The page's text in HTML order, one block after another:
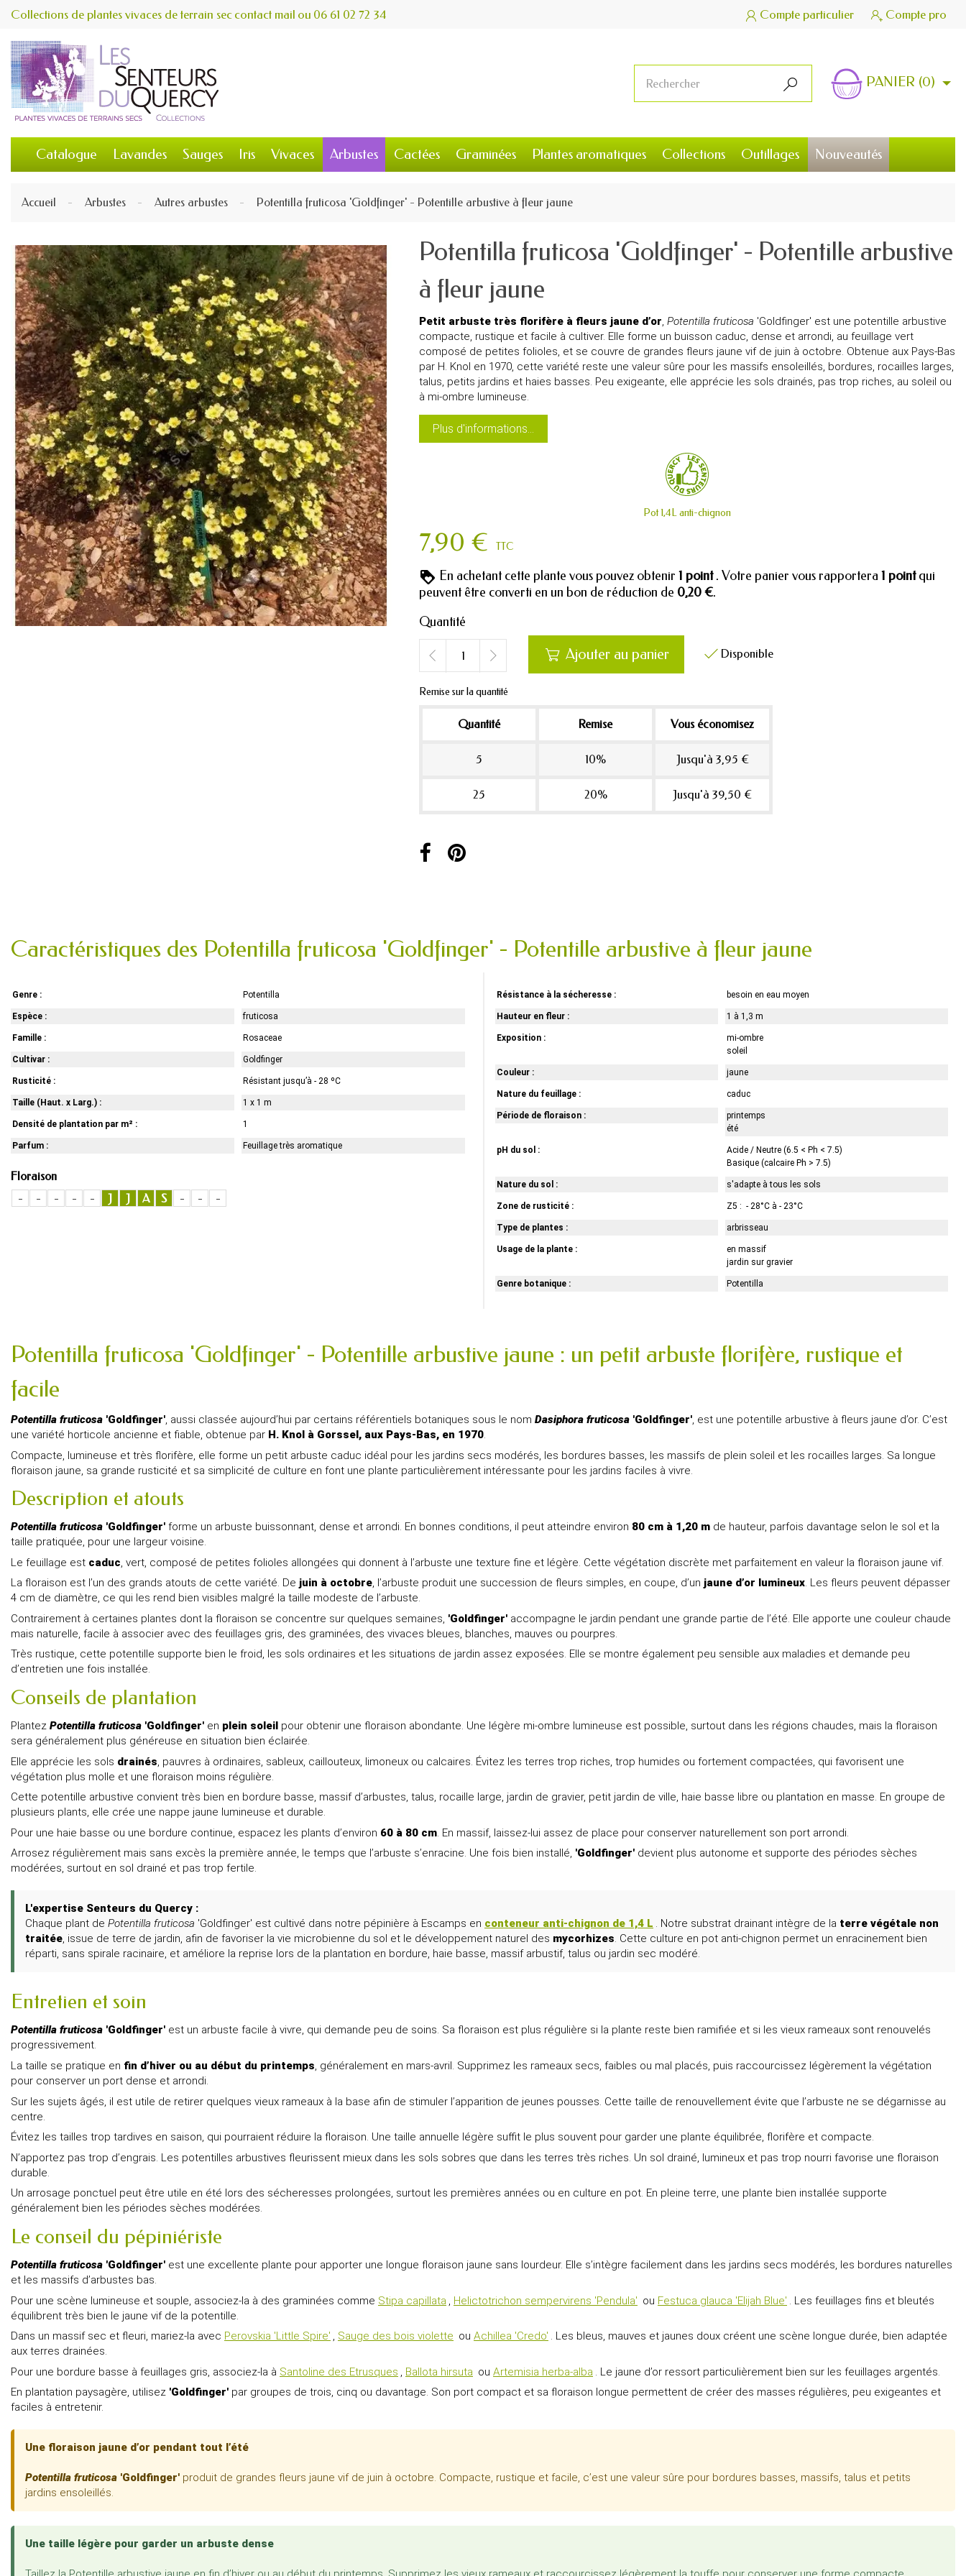
Collections de plantes vivaces de terrain sec contact mail ou 06 61 02 72 34  Compte particulier  Compte pro
 PANIER (0)
Catalogue Lavandes Sauges Iris Vivaces Arbustes Cactées Graminées Plantes aromatiques Collections Outillages Nouveautés
Accueil Arbustes Autres arbustes Potentilla fruticosa 'Goldfinger' - Potentille arbustive à fleur jaune
Potentilla fruticosa 'Goldfinger' - Potentille arbustive
à fleur jaune
Petit arbuste très florifère à fleurs jaune d’or, Potentilla fruticosa 'Goldfinger' est une potentille arbustive
compacte, rustique et facile à cultiver. Elle forme un buisson caduc, dense et arrondi, au feuillage vert
composé de petites folioles, et se couvre de grandes fleurs jaune vif de juin à octobre. Obtenue aux Pays-Bas
par H. Knol en 1970, cette variété reste une valeur sûre pour les massifs ensoleillés, bordures, rocailles larges,
talus, petits jardins et haies basses. Peu exigeante, elle apprécie les sols drainés, pas trop riches, au soleil ou
à mi-ombre lumineuse.
Plus d'informations...
Pot 1,4L anti-chignon
7,90 € TTC
En achetant cette plante vous pouvez obtenir 1 point . Votre panier vous rapportera 1 pointqui
peuvent être converti en un bon de réduction de 0,20 €.
Quantité
 Ajouter au panier  Disponible
Remise sur la quantité
Quantité Remise Vous économisez
5 10% Jusqu'à 3,95 €
25 20% Jusqu'à 39,50 €
Caractéristiques des Potentilla fruticosa 'Goldfinger' - Potentille arbustive à fleur jaune
Genre : Potentilla
Espèce : fruticosa
Famille : Rosaceae
Cultivar : Goldfinger
Rusticité : Résistant jusqu’à - 28 ºC
Taille (Haut. x Larg.) : 1 x 1 m
Densité de plantation par m² : 1
Parfum : Feuillage très aromatique
Floraison
-
- - - - J J A S - - -
Résistance à la sécheresse : besoin en eau moyen
Hauteur en fleur : 1 à 1,3 m
Exposition :
mi-ombre
soleil
Couleur : jaune
Nature du feuillage : caduc
Période de floraison :
printemps
été
pH du sol :
Acide / Neutre (6.5 < Ph < 7.5)
Basique (calcaire Ph > 7.5)
Nature du sol : s'adapte à tous les sols
Zone de rusticité : Z5 : - 28°C à - 23°C
Type de plantes : arbrisseau
Usage de la plante :
en massif
jardin sur gravier
Genre botanique : Potentilla
Potentilla fruticosa 'Goldfinger' - Potentille arbustive jaune : un petit arbuste florifère, rustique et
facile
Potentilla fruticosa 'Goldfinger', aussi classée aujourd’hui par certains référentiels botaniques sous le nom Dasiphora fruticosa 'Goldfinger', est une potentille arbustive à fleurs jaune d’or. C’est
une variété horticole ancienne et fiable, obtenue par H. Knol à Gorssel, aux Pays-Bas, en 1970.
Compacte, lumineuse et très florifère, elle forme un petit arbuste caduc idéal pour les jardins secs modérés, les bordures basses, les massifs de plein soleil et les rocailles larges. Sa longue
floraison jaune, sa grande rusticité et sa simplicité de culture en font une plante particulièrement intéressante pour les jardins faciles à vivre.
Description et atouts
Potentilla fruticosa 'Goldfinger' forme un arbuste buissonnant, dense et arrondi. En bonnes conditions, il peut atteindre environ 80 cm à 1,20 m de hauteur, parfois davantage selon le sol et la
taille pratiquée, pour une largeur voisine.
Le feuillage est caduc, vert, composé de petites folioles allongées qui donnent à l’arbuste une texture fine et légère. Cette végétation discrète met parfaitement en valeur la floraison jaune vif.
La floraison est l’un des grands atouts de cette variété. De juin à octobre, l’arbuste produit une succession de fleurs simples, en coupe, d’un jaune d’or lumineux. Les fleurs peuvent dépasser
4 cm de diamètre, ce qui les rend bien visibles malgré la taille modeste de l’arbuste.
Contrairement à certaines plantes dont la floraison se concentre sur quelques semaines, 'Goldfinger' accompagne le jardin pendant une grande partie de l’été. Elle apporte une couleur chaude
mais naturelle, facile à associer avec des feuillages gris, des graminées, des vivaces bleues, blanches, mauves ou pourpres.
Très rustique, cette potentille supporte bien le froid, les sols ordinaires et les situations de jardin assez exposées. Elle se montre également peu sensible aux maladies et demande peu
d’entretien une fois installée.
Conseils de plantation
Plantez Potentilla fruticosa 'Goldfinger' en plein soleil pour obtenir une floraison abondante. Une légère mi-ombre lumineuse est possible, surtout dans les régions chaudes, mais la floraison
sera généralement plus généreuse en situation bien éclairée.
Elle apprécie les sols drainés, pauvres à ordinaires, sableux, caillouteux, limoneux ou calcaires. Évitez les terres trop riches, trop humides ou fortement compactées, qui favorisent une
végétation plus molle et une floraison moins régulière.
Cette potentille arbustive convient très bien en bordure basse, massif d’arbustes, talus, rocaille large, jardin de gravier, petit jardin de ville, haie basse libre ou plantation en masse. En groupe de
plusieurs plants, elle crée une nappe jaune lumineuse et durable.
Pour une haie basse ou une bordure continue, espacez les plants d’environ 60 à 80 cm. En massif, laissez-lui assez de place pour conserver naturellement son port arrondi.
Arrosez régulièrement mais sans excès la première année, le temps que l’arbuste s’enracine. Une fois bien installé, 'Goldfinger' devient plus autonome et supporte des périodes sèches
modérées, surtout en sol drainé et pas trop fertile.
L'expertise Senteurs du Quercy :
Chaque plant de Potentilla fruticosa 'Goldfinger' est cultivé dans notre pépinière à Escamps en conteneur anti-chignon de 1,4 L . Notre substrat drainant intègre de la terre végétale non
traitée, issue de terre de jardin, afin de favoriser la vie microbienne du sol et le développement naturel des mycorhizes. Cette culture en pot anti-chignon permet un enracinement bien
réparti, sans spirale racinaire, et améliore la reprise lors de la plantation en bordure, haie basse, massif arbustif, talus ou jardin sec modéré.
Entretien et soin
Potentilla fruticosa 'Goldfinger' est un arbuste facile à vivre, qui demande peu de soins. Sa floraison est plus régulière si la plante reste bien ramifiée et si les vieux rameaux sont renouvelés
progressivement.
La taille se pratique en fin d’hiver ou au début du printemps, généralement en mars-avril. Supprimez les rameaux secs, faibles ou mal placés, puis raccourcissez légèrement la végétation
pour conserver un port dense et arrondi.
Sur les sujets âgés, il est utile de retirer quelques vieux rameaux à la base afin de stimuler l’apparition de jeunes pousses. Cette taille de renouvellement évite que l’arbuste ne se dégarnisse au
centre.
Évitez les tailles trop tardives en saison, qui pourraient réduire la floraison. Une taille annuelle légère suffit le plus souvent pour garder une plante équilibrée, florifère et compacte.
N’apportez pas trop d’engrais. Les potentilles arbustives fleurissent mieux dans les sols sobres que dans les terres très riches. Un sol drainé, lumineux et pas trop nourri favorise une floraison
durable.
Un arrosage ponctuel peut être utile en été lors des sécheresses prolongées, surtout les premières années ou en culture en pot. En pleine terre, une plante bien installée supporte
généralement bien les périodes sèches modérées.
Le conseil du pépiniériste
Potentilla fruticosa 'Goldfinger' est une excellente plante pour apporter une longue floraison jaune sans lourdeur. Elle s’intègre facilement dans les jardins secs modérés, les bordures naturelles
et les massifs d’arbustes bas.
Pour une scène lumineuse et souple, associez-la à des graminées comme Stipa capillata , Helictotrichon sempervirens 'Pendula' ou Festuca glauca 'Elijah Blue' . Les feuillages fins et bleutés
équilibrent très bien le jaune vif de la potentille.
Dans un massif sec et fleuri, mariez-la avec Perovskia 'Little Spire' , Sauge des bois violette ou Achillea 'Credo' . Les bleus, mauves et jaunes doux créent une scène longue durée, bien adaptée
aux terres drainées.
Pour une bordure basse à feuillages gris, associez-la à Santoline des Etrusques , Ballota hirsuta ou Artemisia herba-alba . Le jaune d’or ressort particulièrement bien sur les feuillages argentés.
En plantation paysagère, utilisez 'Goldfinger' par groupes de trois, cinq ou davantage. Son port compact et sa floraison longue permettent de créer des masses régulières, peu exigeantes et
faciles à entretenir.
Une floraison jaune d’or pendant tout l’été
Potentilla fruticosa 'Goldfinger' produit de grandes fleurs jaune vif de juin à octobre. Compacte, rustique et facile, c’est une valeur sûre pour bordures basses, massifs, talus et petits
jardins ensoleillés.
Une taille légère pour garder un arbuste dense